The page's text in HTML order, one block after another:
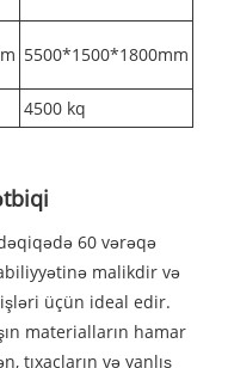
5500*1500*1800mm
4500 kq
60 vərəqə
malikdir və
üçün ideal edir.
materialların hamar
tıxacların və yanlış